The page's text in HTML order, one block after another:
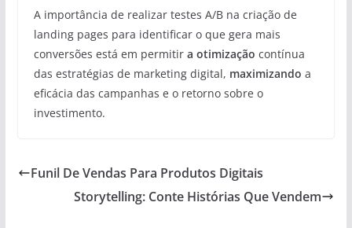
A importância de realizar testes A/B na criação de
landing pages para identificar o que gera mais
conversões está em permitir a otimização contínua
das estratégias de marketing digital, maximizando a
eficácia das campanhas e o retorno sobre o
investimento.
Funil De Vendas Para Produtos Digitais
Storytelling: Conte Histórias Que Vendem